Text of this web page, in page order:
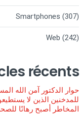
Smartphones (307)
Web (242)
récents
حوار الدكتور آمن الله
للمدخنين الذين لا
المخاطر أصبح رهانًا